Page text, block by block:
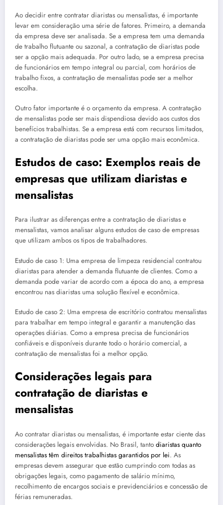
Ao decidir entre contratar diaristas ou mensalistas, é importante
levar em consideração uma série de fatores. Primeiro, a demanda
da empresa deve ser analisada. Se a empresa tem uma demanda
de trabalho flutuante ou sazonal, a contratação de diaristas pode
ser a opção mais adequada. Por outro lado, se a empresa precisa
de funcionários em tempo integral ou parcial, com horários de
trabalho fixos, a contratação de mensalistas pode ser a melhor
escolha.
Outro fator importante é o orçamento da empresa. A contratação
de mensalistas pode ser mais dispendiosa devido aos custos dos
benefícios trabalhistas. Se a empresa está com recursos limitados,
a contratação de diaristas pode ser uma opção mais econômica.
Estudos de caso: Exemplos reais de
empresas que utilizam diaristas e
mensalistas
Para ilustrar as diferenças entre a contratação de diaristas e
mensalistas, vamos analisar alguns estudos de caso de empresas
que utilizam ambos os tipos de trabalhadores.
Estudo de caso 1: Uma empresa de limpeza residencial contratou
diaristas para atender a demanda flutuante de clientes. Como a
demanda pode variar de acordo com a época do ano, a empresa
encontrou nas diaristas uma solução flexível e econômica.
Estudo de caso 2: Uma empresa de escritório contratou mensalistas
para trabalhar em tempo integral e garantir a manutenção das
operações diárias. Como a empresa precisa de funcionários
confiáveis e disponíveis durante todo o horário comercial, a
contratação de mensalistas foi a melhor opção.
Considerações legais para
contratação de diaristas e
mensalistas
Ao contratar diaristas ou mensalistas, é importante estar ciente das
considerações legais envolvidas. No Brasil, tanto diaristas quanto
mensalistas têm direitos trabalhistas garantidos por lei. As
empresas devem assegurar que estão cumprindo com todas as
obrigações legais, como pagamento de salário mínimo,
recolhimento de encargos sociais e previdenciários e concessão de
férias remuneradas.